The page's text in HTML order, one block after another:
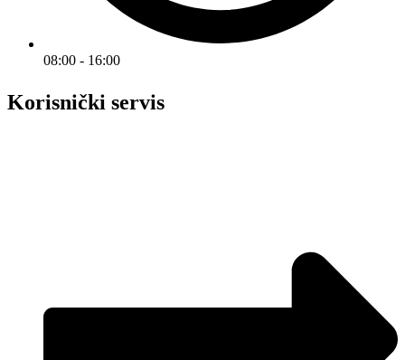
08:00 - 16:00
Korisnički servis